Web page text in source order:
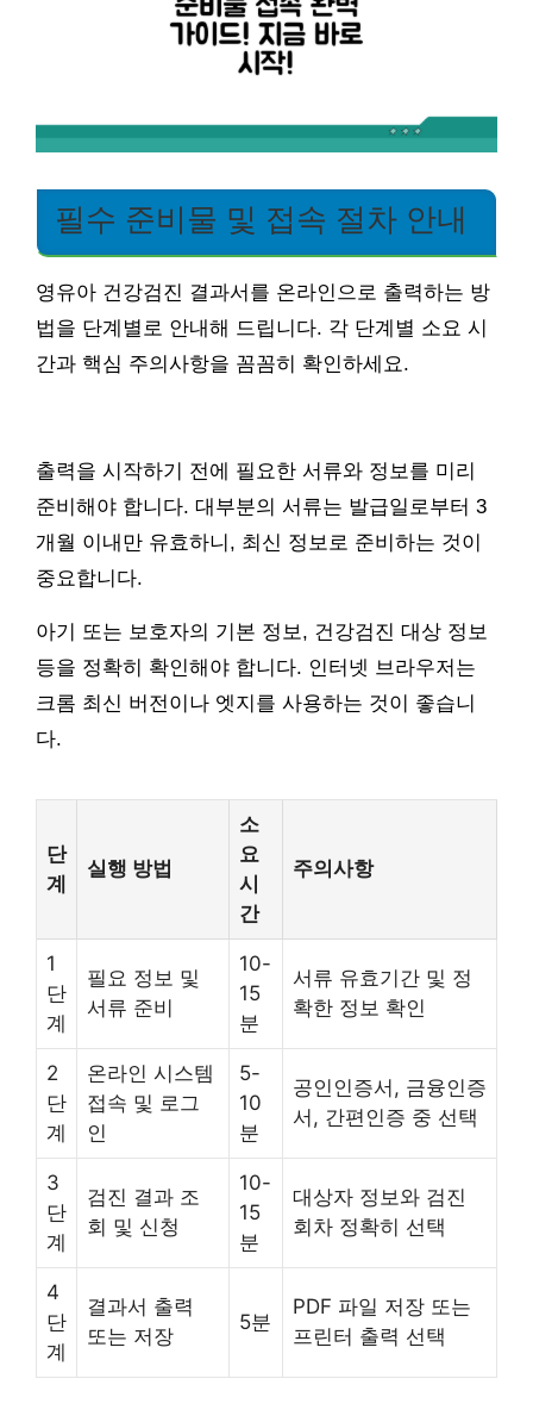
필수 준비물 및 접속 절차 안내
영유아 건강검진 결과서를 온라인으로 출력하는 방
법을 단계별로 안내해 드립니다. 각 단계별 소요 시
간과 핵심 주의사항을 꼼꼼히 확인하세요.
출력을 시작하기 전에 필요한 서류와 정보를 미리
준비해야 합니다. 대부분의 서류는 발급일로부터 3
개월 이내만 유효하니, 최신 정보로 준비하는 것이
중요합니다.
아기 또는 보호자의 기본 정보, 건강검진 대상 정보
등을 정확히 확인해야 합니다. 인터넷 브라우저는
크롬 최신 버전이나 엣지를 사용하는 것이 좋습니
다.
단
계
실행 방법
소
요
시
간
주의사항
1
단
계
필요 정보 및
서류 준비
10-
15
분
서류 유효기간 및 정
확한 정보 확인
2
단
계
온라인 시스템
접속 및 로그
인
5-
10
분
공인인증서, 금융인증
서, 간편인증 중 선택
3
단
계
검진 결과 조
회 및 신청
10-
15
분
대상자 정보와 검진
회차 정확히 선택
4
단
계
결과서 출력
또는 저장
5분
PDF 파일 저장 또는
프린터 출력 선택